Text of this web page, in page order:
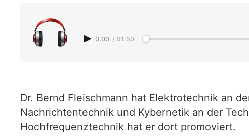
0:00 / 91:50
Dr. Bernd Fleischmann hat Elektrotechnik an
Nachrichtentechnik und Kybernetik an der
Hochfrequenztechnik hat er dort promoviert.